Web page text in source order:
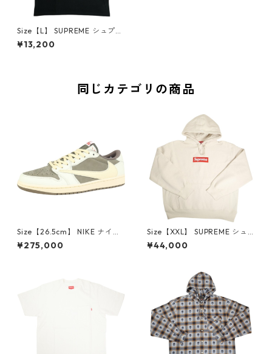
Size【L】 SUPREME シュプリ
ーム 21AW Crash Tee Black T
シャツ 黒 【新古品・未使用
¥13,200
同じカテゴリの商品
Size【26.5cm】 NIKE ナイキ
×Travis Scott AIR JORDAN 1
LOW Reverse Mocha DM786
¥275,000
Size【XXL】 SUPREME シュ
プリーム 24AW Box Logo Ho
oded Sweatshirt Stone ボッ
¥44,000